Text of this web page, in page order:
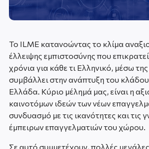
Το ILME κατανοώντας το κλίμα
έλλειψης εμπιστοσύνης που
χρόνια για κάθε τι Ελληνικό, μέσω
συμβάλλει στην ανάπτυξη του
Ελλάδα. Κύριο μέλημά μας, είναι η
καινοτόμων ιδεών των νέων
συνδυασμό με τις ικανότητες και τις
έμπειρων επαγγελματιών του χώρου.
Σε αυτό συμμετέχουν, πολλές